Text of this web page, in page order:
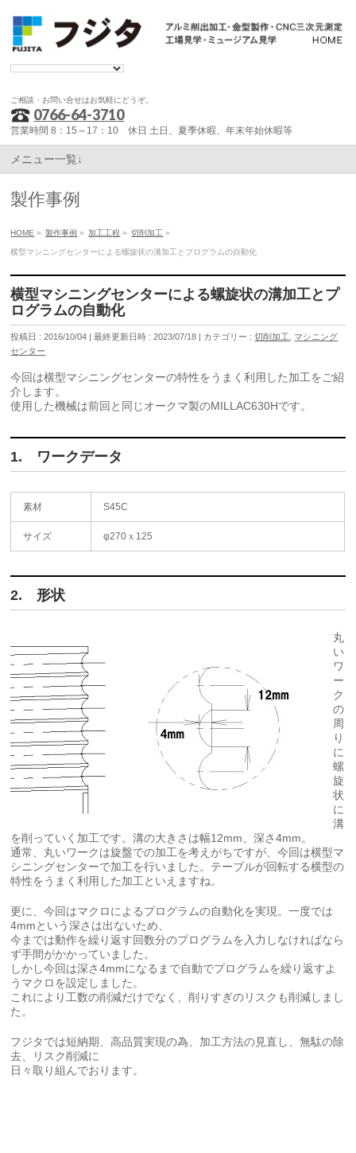
ご相談・お問い合せはお気軽にどうぞ。
0766-64-3710
営業時間 8：15～17：10 休日 土日、夏季休暇、年末年始休暇等
メニュー一覧↓
製作事例
HOME » 製作事例 » 加工工程 » 切削加工 »
横型マシニングセンターによる螺旋状の溝加工とプログラムの自動化
横型マシニングセンターによる螺旋状の溝加工とプ
ログラムの自動化
投稿日 : 2016/10/04 最終更新日時 : 2023/07/18 カテゴリー :切削加工
マシニング
センター
今回は横型マシニングセンターの特性をうまく利用した加工をご紹
介します。
使用した機械は前回と同じオークマ製のMILLAC630Hです。
1. ワークデータ
素材 S45C
サイズ φ270ｘ125
2. 形状
丸
い
ワ
ー
ク
の
周
り
に
螺
旋
状
に
溝
を削っていく加工です。溝の大きさは幅12mm、深さ4mm。
通常、丸いワークは旋盤での加工を考えがちですが、今回は横型マ
シニングセンターで加工を行いました。テーブルが回転する横型の
特性をうまく利用した加工といえますね。
更に、今回はマクロによるプログラムの自動化を実現。一度では
4mmという深さは出ないため、
今までは動作を繰り返す回数分のプログラムを入力しなければなら
ず手間がかかっていました。
しかし今回は深さ4mmになるまで自動でプログラムを繰り返すよ
うマクロを設定しました。
これにより工数の削減だけでなく、削りすぎのリスクも削減しまし
た。
フジタでは短納期、高品質実現の為、加工方法の見直し、無駄の除
去、リスク削減に
日々取り組んでおります。